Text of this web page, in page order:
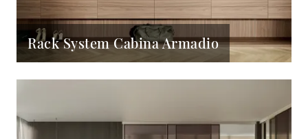
Rack System Cabina Armadio